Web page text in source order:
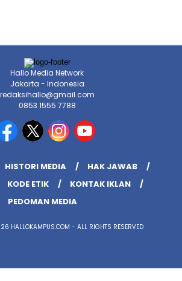
Hallo Media Network
Jakarta - Indonesia
redaksihallo@gmail.com
0853 1555 7788
HISTORI MEDIA
HAK JAWAB
KODE ETIK
KONTAK IKLAN
PEDOMAN MEDIA
HALLOKAMPUS.COM - ALL RIGHTS RESERVED